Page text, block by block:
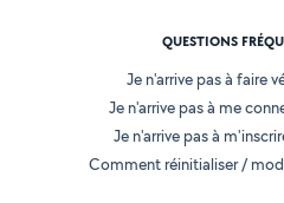
QUESTIONS
Je n'arrive pas à faire
Je n'arrive pas à me
Je n'arrive pas à
Comment réinitialiser /